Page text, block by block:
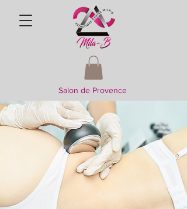
Salon de Provence